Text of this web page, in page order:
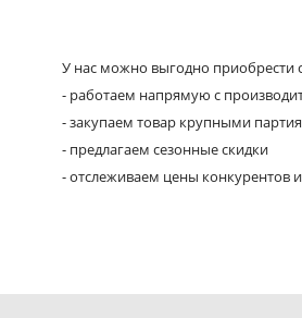
У нас можно выгодно приобрести
- работаем напрямую с
- закупаем товар крупными
- предлагаем сезонные скидки
- отслеживаем цены конкурентов